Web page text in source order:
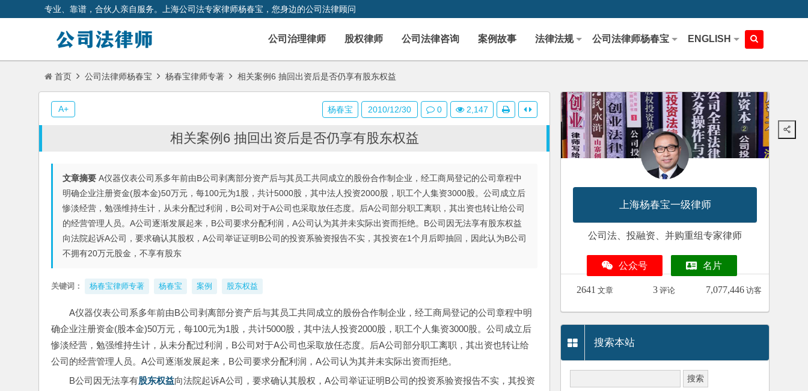
专业、靠谱，合伙人亲自服务。上海公司法专家律师杨春宝，您身边的公司法律顾问
公司治理律师 股权律师 公司法律咨询 案例故事 法律法规 公司法律师杨春宝 ENGLISH
首页 公司法律师杨春宝 杨春宝律师专著 相关案例6 抽回出资后是否仍享有股东权益
相关案例6 抽回出资后是否仍享有股东权益
文章摘要 A仪器仪表公司系多年前由B公司剥离部分资产后与其员工共同成立的股份合作制企业，经工商局登记的公司章程中
明确企业注册资金(股本金)50万元，每100元为1股，共计5000股，其中法人投资2000股，职工个人集资3000股。公司成立后
惨淡经营，勉强维持生计，从未分配过利润，B公司对于A公司也采取放任态度。后A公司部分职工离职，其出资也转让给公司
的经营管理人员。A公司逐渐发展起来，B公司要求分配利润，A公司认为其并未实际出资而拒绝。B公司因无法享有股东权益
向法院起诉A公司，要求确认其股权，A公司举证证明B公司的投资系验资报告不实，其投资在1个月后即抽回，因此认为B公司
不拥有20万元股金，不享有股东
关键词： 杨春宝律师专著 杨春宝 案例 股东权益
A仪器仪表公司系多年前由B公司剥离部分资产后与其员工共同成立的股份合作制企业，经工商局登记的公司章程中明
确企业注册资金(股本金)50万元，每100元为1股，共计5000股，其中法人投资2000股，职工个人集资3000股。公司成立后
惨淡经营，勉强维持生计，从未分配过利润，B公司对于A公司也采取放任态度。后A公司部分职工离职，其出资也转让给
公司的经营管理人员。A公司逐渐发展起来，B公司要求分配利润，A公司认为其并未实际出资而拒绝。
B公司因无法享有股东权益向法院起诉A公司，要求确认其股权，A公司举证证明B公司的投资系验资报告不实，其投资
杨春宝 2010/12/30 0 2,147
A+
上海杨春宝一级律师
公司法、投融资、并购重组专家律师
公众号 名片
2641 文章 3 评论 7,077,446 访客
搜索本站